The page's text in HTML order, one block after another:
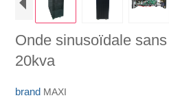
Onde sinusoïdale
20kva
brand MAXI